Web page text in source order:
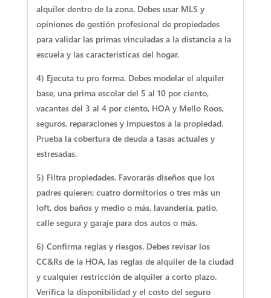
alquiler dentro de la zona. Debes usar MLS y
opiniones de gestión profesional de propiedades
para validar las primas vinculadas a la distancia a la
escuela y las características del hogar.
4) Ejecuta tu pro forma. Debes modelar el alquiler
base, una prima escolar del 5 al 10 por ciento,
vacantes del 3 al 4 por ciento, HOA y Mello Roos,
seguros, reparaciones y impuestos a la propiedad.
Prueba la cobertura de deuda a tasas actuales y
estresadas.
5) Filtra propiedades. Favorarás diseños que los
padres quieren: cuatro dormitorios o tres más un
loft, dos baños y medio o más, lavandería, patio,
calle segura y garaje para dos autos o más.
6) Confirma reglas y riesgos. Debes revisar los
CC&Rs de la HOA, las reglas de alquiler de la ciudad
y cualquier restricción de alquiler a corto plazo.
Verifica la disponibilidad y el costo del seguro